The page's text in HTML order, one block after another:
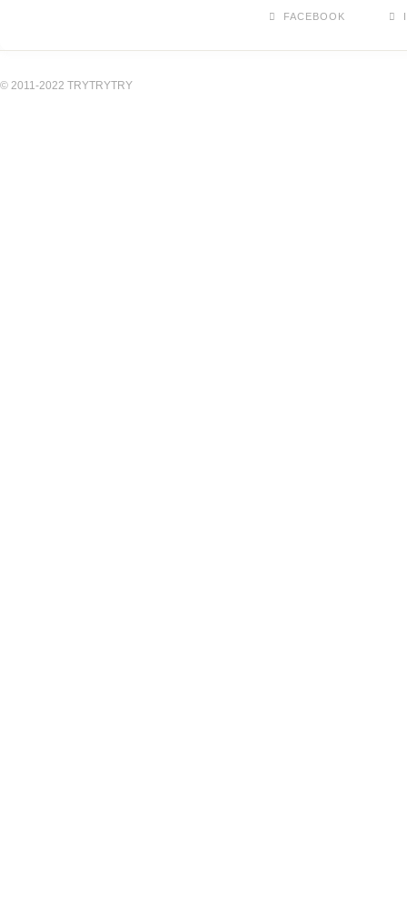
FACEBOOK
© 2011-2022 TRYTRYTRY